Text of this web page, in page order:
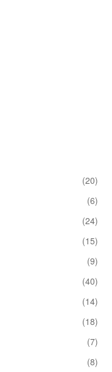
(20)
(6)
(24)
(15)
(9)
(40)
(14)
(18)
(7)
(8)